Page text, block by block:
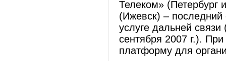
Телеком» (Петербург
(Ижевск) –
услуге дальней
сентября 2007 г.).
платформу для